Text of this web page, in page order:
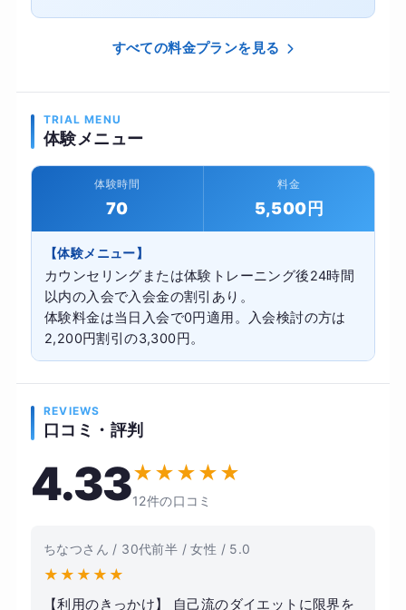
すべての料金プランを見る
TRIAL MENU
体験メニュー
体験時間
70
料金
5,500円
【体験メニュー】
カウンセリングまたは体験トレーニング後24時間
以内の入会で入会金の割引あり。
体験料金は当日入会で0円適用。入会検討の方は
2,200円割引の3,300円。
REVIEWS
口コミ・評判
4.33★★★★★
12件の口コミ
ちなつさん / 30代前半 / 女性 / 5.0
★ ★ ★ ★ ★
【利用のきっかけ】 自己流のダイエットに限界を